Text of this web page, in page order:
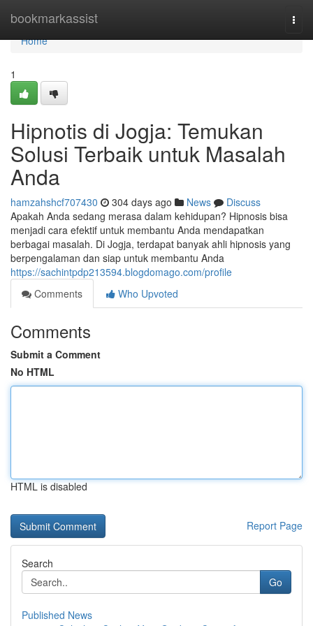
bookmarkassist
Home
Home
1
Hipnotis di Jogja: Temukan
Solusi Terbaik untuk Masalah
Anda
hamzahshcf707430 304 days ago News
Discuss
Apakah Anda sedang merasa dalam kehidupan? Hipnosis bisa
menjadi cara efektif untuk membantu Anda mendapatkan
berbagai masalah. Di Jogja, terdapat banyak ahli hipnosis yang
berpengalaman dan siap untuk membantu Anda
https://sachintpdp213594.blogdomago.com/profile
Comments
Who Upvoted
Comments
Submit a Comment
No HTML
HTML is disabled
Report Page
Search
Go
Published News